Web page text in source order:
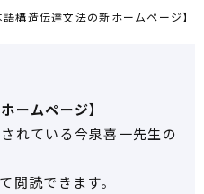
語構造伝達文法の新ホームページ】
ームページ】
れている今泉喜一先生の
閲読できます。